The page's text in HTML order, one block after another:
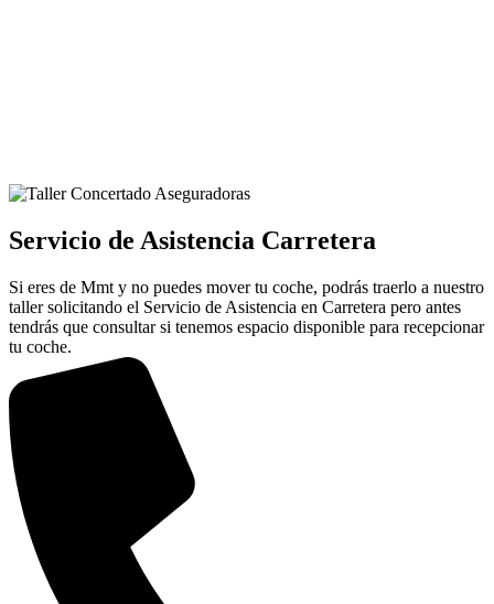
Servicio de Asistencia Carretera
Si eres de Mmt y no puedes mover tu coche, podrás traerlo a nuestro
taller solicitando el Servicio de Asistencia en Carretera pero antes
tendrás que consultar si tenemos espacio disponible para recepcionar
tu coche.